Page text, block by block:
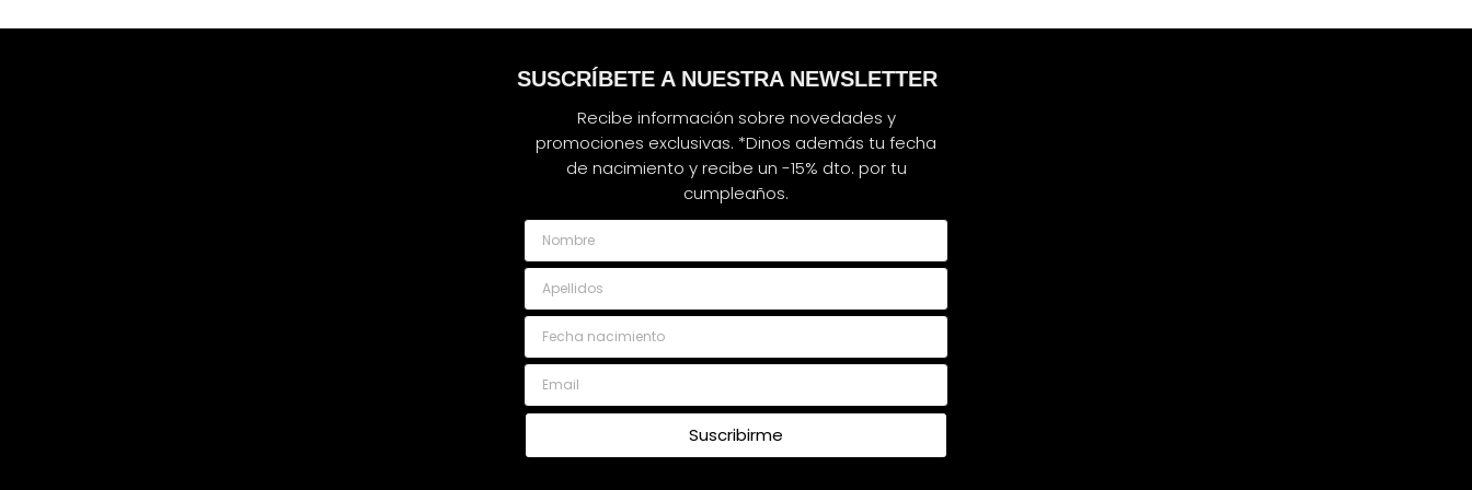
SUSCRÍBETE A NUESTRA NEWSLETTER
Recibe información sobre novedades y
promociones exclusivas. *Dinos además tu fecha
de nacimiento y recibe un -15% dto. por tu
cumpleaños.
Nombre
Apellidos
Fecha nacimiento
Email
Suscribirme